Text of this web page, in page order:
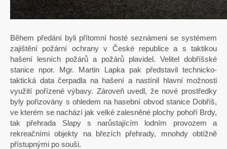
Během předání byli přítomní hosté seznámeni se systémem
zajištění požární ochrany v České republice a s taktikou
hašení lesních požárů a požárů plavidel. Velitel dobříšské
stanice npor. Mgr. Martin Lapka pak představil technicko-
taktická data čerpadla na hašení a nastínil hlavní možnosti
využití pořízené výbavy. Zároveň uvedl, že nové prostředky
byly pořizovány s ohledem na hasební obvod stanice Dobříš,
ve kterém se nachází jak velké zalesněné plochy pohoří Brdy,
tak přehrada Slapy s narůstajícím lodním provozem a
rekreačními objekty na březích přehrady, mnohdy obtížně
přístupnými po souši.